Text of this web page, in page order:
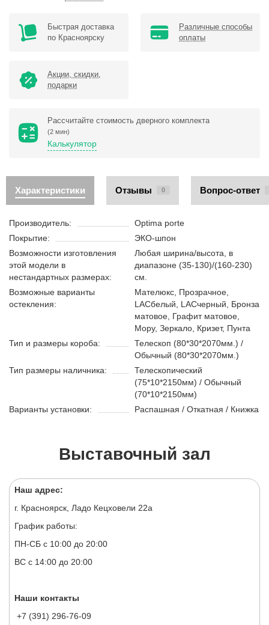
Быстрая доставка
по Красноярску
Различные способы
оплаты
Акции, скидки,
подарки
Рассчитайте стоимость дверного комплекта
(2 мин)
Калькулятор
Характеристики Отзывы 0 Вопрос-ответ
Производитель:
Optima porte
Покрытие:
ЭКО-шпон
Возможности изготовления
этой модели в
нестандартных размерах:
Любая ширина/высота, в
диапазоне (35-130)/(160-230)
см.
Возможные варианты
остекления:
Мателюкс, Прозрачное,
LACбелый, LACчерный, Бронза
матовое, Графит матовое,
Мору, Зеркало, Кризет, Пунта
Тип и размеры короба:
Телескоп (80*30*2070мм.) /
Обычный (80*30*2070мм.)
Тип размеры наличника:
Телескопический
(75*10*2150мм) / Обычный
(70*10*2150мм)
Варианты установки:
Распашная / Откатная / Книжка
Выставочный зал
Наш адрес:
г. Красноярск, Ладо Кецховели 22а
График работы:
ПН-СБ с 10:00 до 20:00
ВС с 14:00 до 20:00
Наши контакты
+7 (391) 296-76-09